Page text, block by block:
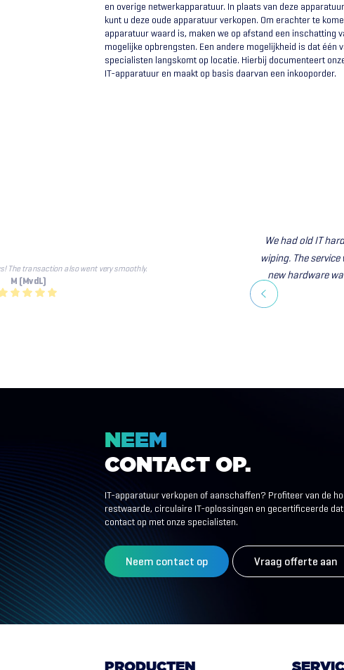
en overige netwerkapparatuur. In plaats van deze
kunt u deze oude apparatuur verkopen. Om erachter te
apparatuur waard is, maken we op afstand een inschatting
mogelijke opbrengsten. Een andere mogelijkheid is dat één
specialisten langskomt op locatie. Hierbij documenteert
IT-apparatuur en maakt op basis daarvan een inkooporder.
M (MvdL)
The transaction also went very smoothly.
We had old IT
wiping. The
new hardware
NEEM
CONTACT OP.
IT-apparatuur verkopen of aanschaffen? Profiteer van de
restwaarde, circulaire IT-oplossingen en gecertificeerde
contact op met onze specialisten.
Neem contact op Vraag offerte aan
PRODUCTEN